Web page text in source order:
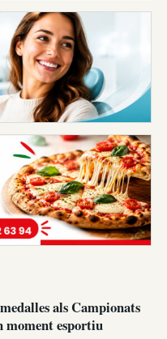
als Campionats
moment esportiu